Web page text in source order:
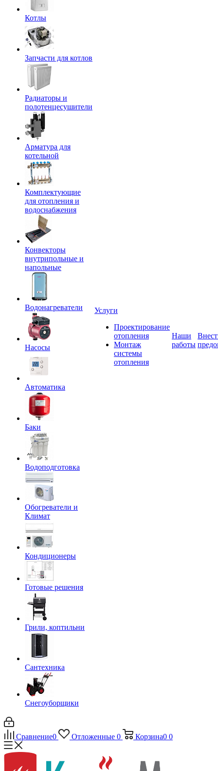
Котлы
Запчасти для котлов
Радиаторы и
полотенцесушители
Арматура для
котельной
Комплектующие
для отопления и
водоснабжения
Конвекторы
внутрипольные и
напольные
Водонагреватели
Насосы
Автоматика
Баки
Водоподготовка
Обогреватели и
Климат
Кондиционеры
Готовые решения
Грили, коптильни
Сантехника
Снегоуборщики
Услуги
Проектирование
отопления
Монтаж
системы
отопления
Наши
работы
Сравнение0 Отложенные 0 Корзина0 0